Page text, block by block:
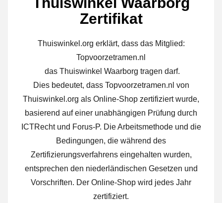
Zertifikat
Thuiswinkel.org erklärt, dass das Mitglied:
Topvoorzetramen.nl
das Thuiswinkel Waarborg tragen darf.
Dies bedeutet, dass Topvoorzetramen.nl von
Thuiswinkel.org als Online-Shop zertifiziert wurde,
basierend auf einer unabhängigen Prüfung durch
ICTRecht und Forus-P. Die Arbeitsmethode und die
Bedingungen, die während des
Zertifizierungsverfahrens eingehalten wurden,
entsprechen den niederländischen Gesetzen und
Vorschriften. Der Online-Shop wird jedes Jahr
zertifiziert.